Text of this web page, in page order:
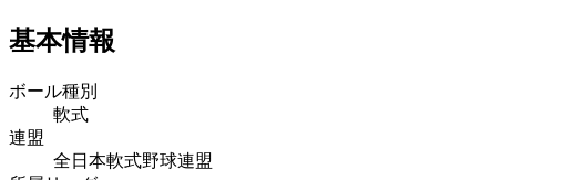
基本情報
ボール種別
軟式
連盟
全日本軟式野球連盟